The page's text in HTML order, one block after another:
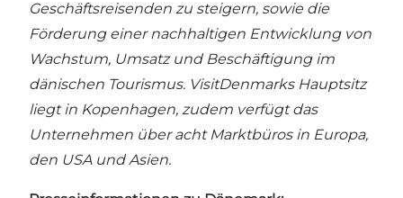
Geschäftsreisenden zu steigern, sowie die
Förderung einer nachhaltigen Entwicklung von
Wachstum, Umsatz und Beschäftigung im
dänischen Tourismus. VisitDenmarks Hauptsitz
liegt in Kopenhagen, zudem verfügt das
Unternehmen über acht Marktbüros in Europa,
den USA und Asien.